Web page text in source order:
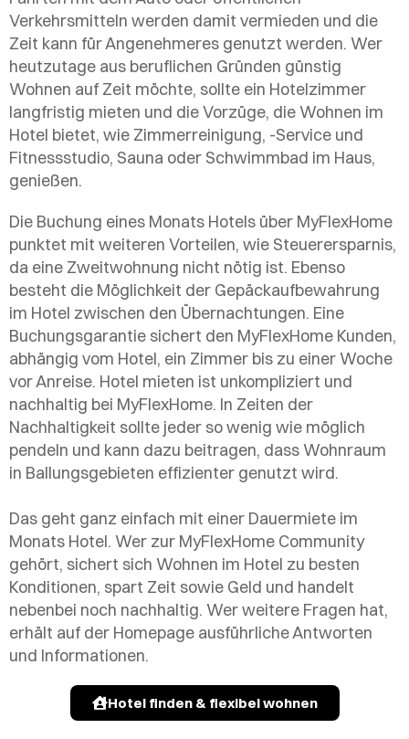
Verkehrsmitteln werden damit vermieden und die
Zeit kann für Angenehmeres genutzt werden. Wer
heutzutage aus beruflichen Gründen günstig
Wohnen auf Zeit möchte, sollte ein Hotelzimmer
langfristig mieten und die Vorzüge, die Wohnen im
Hotel bietet, wie Zimmerreinigung, -Service und
Fitnessstudio, Sauna oder Schwimmbad im Haus,
genießen.
Die Buchung eines Monats Hotels über MyFlexHome
punktet mit weiteren Vorteilen, wie Steuerersparnis,
da eine Zweitwohnung nicht nötig ist. Ebenso
besteht die Möglichkeit der Gepäckaufbewahrung
im Hotel zwischen den Übernachtungen. Eine
Buchungsgarantie sichert den MyFlexHome Kunden,
abhängig vom Hotel, ein Zimmer bis zu einer Woche
vor Anreise. Hotel mieten ist unkompliziert und
nachhaltig bei MyFlexHome. In Zeiten der
Nachhaltigkeit sollte jeder so wenig wie möglich
pendeln und kann dazu beitragen, dass Wohnraum
in Ballungsgebieten effizienter genutzt wird.
Das geht ganz einfach mit einer Dauermiete im
Monats Hotel. Wer zur MyFlexHome Community
gehört, sichert sich Wohnen im Hotel zu besten
Konditionen, spart Zeit sowie Geld und handelt
nebenbei noch nachhaltig. Wer weitere Fragen hat,
erhält auf der Homepage ausführliche Antworten
und Informationen.
Hotel finden & flexibel wohnen